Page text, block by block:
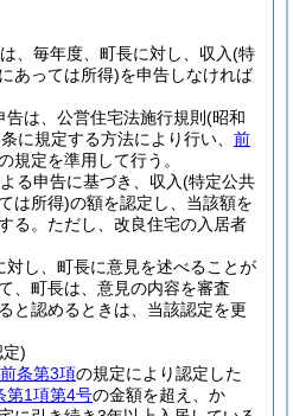
、毎年度、町長に対し、収入(特
あっては所得)を申告しなければ
は、公営住宅法施行規則 (昭和
に規定する方法により行い、 前
規定を準用して行う。
る申告に基づき、収入(特定公共
は所得)の額を認定し、当該額を
る。 ただし、改良住宅の入居者
対し、町長に意見を述べることが
、町長は、意見の内容を審査
と認めるときは、当該認定を更
)
前条第3項の規定により認定した
第1項第4号の金額を超え、か